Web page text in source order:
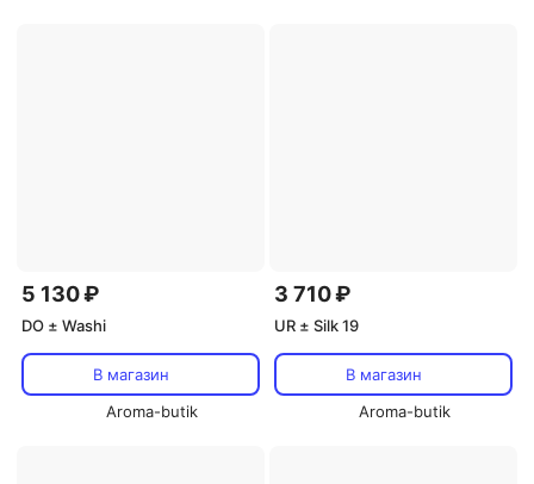
5 130 ₽
DO ± Washi
В магазин
Aroma-butik
3 710 ₽
UR ± Silk 19
В магазин
Aroma-butik